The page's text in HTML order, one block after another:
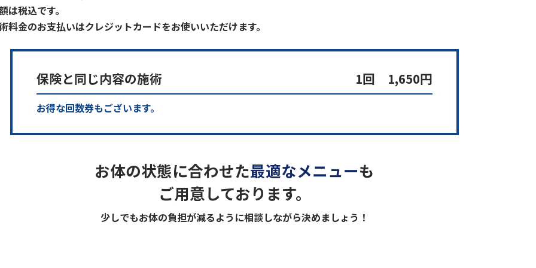
は税込です。
料金のお支払いはクレジットカードをお使いいただけます。
保険と同じ内容の施術 1回 1,650円
お得な回数券もございます。
お体の状態に合わせた最適なメニューも
ご用意しております。
少しでもお体の負担が減るように相談しながら決めましょう！